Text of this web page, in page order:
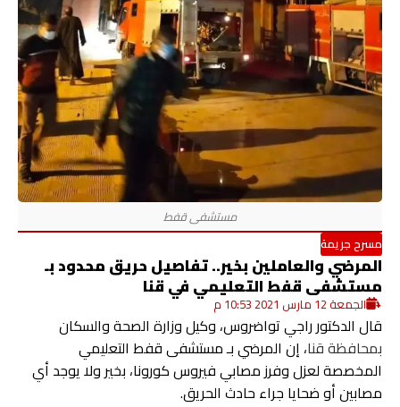
مسرح جريمة
المرضي والعاملين بخير.. تفاصيل حريق محدود بـ
مستشفى قفط التعليمي في قنا
الجمعة 12 مارس 2021 10:53 م
قال الدكتور راجي تواضروس، وكيل وزارة الصحة والسكان
بمحافظة قنا، إن المرضي بـ مستشفى قفط التعليمي
المخصصة لعزل وفرز مصابي فيروس كورونا، بخير ولا يوجد أي
مصابين أو ضحايا جراء حادث الحريق.